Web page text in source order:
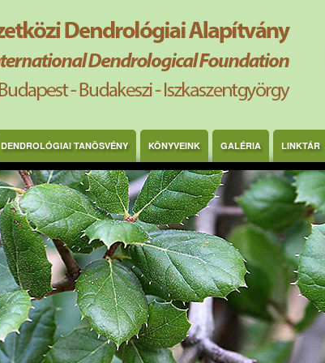
DENDROLÓGIAI TANÖSVÉNY KÖNYVEINK GALÉRIA LINKTÁR